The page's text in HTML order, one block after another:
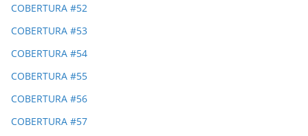
COBERTURA #52
COBERTURA #53
COBERTURA #54
COBERTURA #55
COBERTURA #56
COBERTURA #57